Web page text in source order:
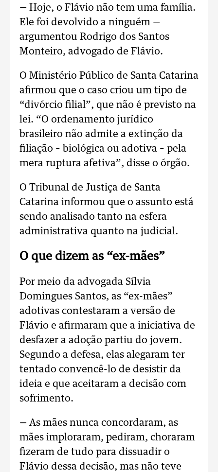
— Hoje, o Flávio não tem uma família.
Ele foi devolvido a ninguém —
argumentou Rodrigo dos Santos
Monteiro, advogado de Flávio.
O Ministério Público de Santa Catarina
afirmou que o caso criou um tipo de
“divórcio filial”, que não é previsto na
lei. “O ordenamento jurídico
brasileiro não admite a extinção da
filiação – biológica ou adotiva – pela
mera ruptura afetiva”, disse o órgão.
O Tribunal de Justiça de Santa
Catarina informou que o assunto está
sendo analisado tanto na esfera
administrativa quanto na judicial.
O que dizem as “ex-mães”
Por meio da advogada Sílvia
Domingues Santos, as “ex-mães”
adotivas contestaram a versão de
Flávio e afirmaram que a iniciativa de
desfazer a adoção partiu do jovem.
Segundo a defesa, elas alegaram ter
tentado convencê-lo de desistir da
ideia e que aceitaram a decisão com
sofrimento.
— As mães nunca concordaram, as
mães imploraram, pediram, choraram
fizeram de tudo para dissuadir o
Flávio dessa decisão, mas não teve